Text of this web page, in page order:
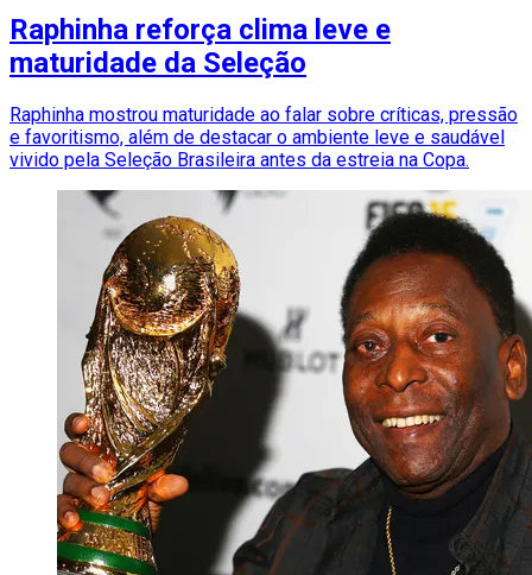
Raphinha reforça clima leve e
maturidade da Seleção
Raphinha mostrou maturidade ao falar sobre críticas, pressão
e favoritismo, além de destacar o ambiente leve e saudável
vivido pela Seleção Brasileira antes da estreia na Copa.